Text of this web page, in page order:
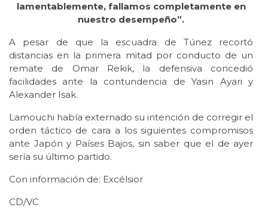
lamentablemente, fallamos completamente en
nuestro desempeño”.
A pesar de que la escuadra de Túnez recortó
distancias en la primera mitad por conducto de un
remate de Omar Rekik, la defensiva concedió
facilidades ante la contundencia de Yasin Ayari y
Alexander Isak.
Lamouchi había externado su intención de corregir el
orden táctico de cara a los siguientes compromisos
ante Japón y Países Bajos, sin saber que el de ayer
sería su último partido.
Con información de: Excélsior
CD/VC